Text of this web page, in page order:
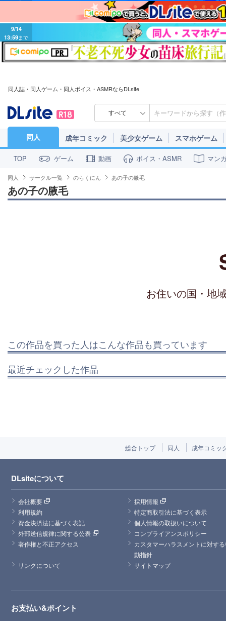
9/14
13:59まで
同人誌・同人ゲーム・同人ボイス・ASMRならDLsite
すべて
同人 成年コミック 美少女ゲーム スマホゲーム
TOP ゲーム 動画 ボイス・ASMR マン
同人 サークル一覧 のらくにん あの子の腋毛
あの子の腋毛
お住いの国・地
この作品を買った人はこんな作品も買っています
最近チェックした作品
総合トップ 同人 成年コミッ
DLsiteについて
会社概要
採用情報
利用規約
特定商取引法に基づく表示
資金決済法に基づく表記
個人情報の取扱いについて
外部送信規律に関する公表
コンプライアンスポリシー
著作権と不正アクセス
カスタマーハラスメントに対す
動指針
リンクについて
サイトマップ
お支払い&ポイント